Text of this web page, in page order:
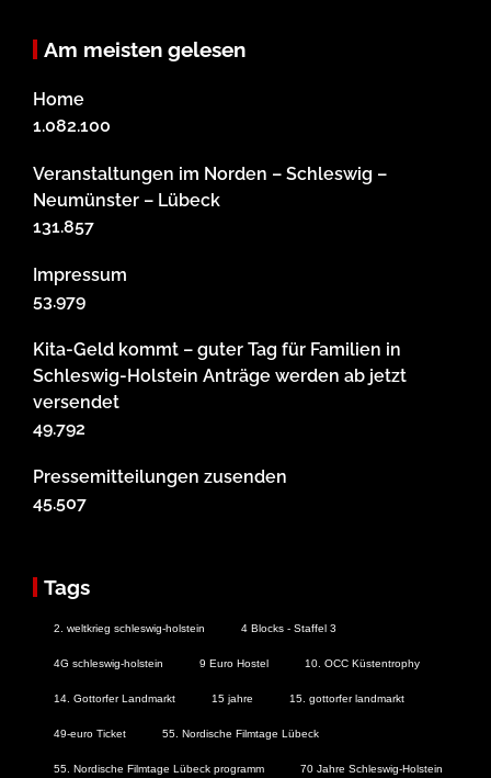
Am meisten gelesen
Home
1.082.100
Veranstaltungen im Norden – Schleswig –
Neumünster – Lübeck
131.857
Impressum
53.979
Kita-Geld kommt – guter Tag für Familien in
Schleswig-Holstein Anträge werden ab jetzt
versendet
49.792
Pressemitteilungen zusenden
45.507
Tags
2. weltkrieg schleswig-holstein 4 Blocks - Staffel 3
4G schleswig-holstein 9 Euro Hostel 10. OCC Küstentrophy
14. Gottorfer Landmarkt 15 jahre 15. gottorfer landmarkt
49-euro Ticket 55. Nordische Filmtage Lübeck
55. Nordische Filmtage Lübeck programm 70 Jahre Schleswig-Holstein